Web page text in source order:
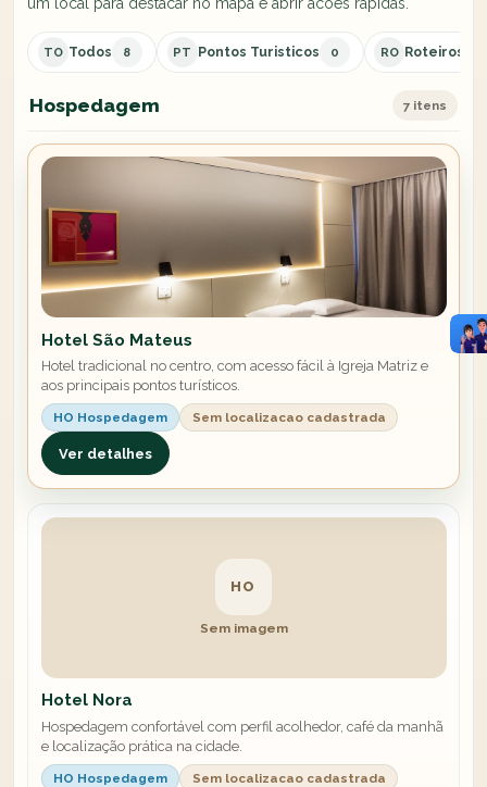
um local para destacar no mapa e abrir acoes rapidas.
TO Todos 8 PT Pontos Turisticos 0 RO Roteiros
Hospedagem 7 itens
Hotel São Mateus
Hotel tradicional no centro, com acesso fácil à Igreja Matriz e
aos principais pontos turísticos.
HO Hospedagem Sem localizacao cadastrada
Ver detalhes
HO
Sem imagem
Hotel Nora
Hospedagem confortável com perfil acolhedor, café da manhã
e localização prática na cidade.
HO Hospedagem Sem localizacao cadastrada